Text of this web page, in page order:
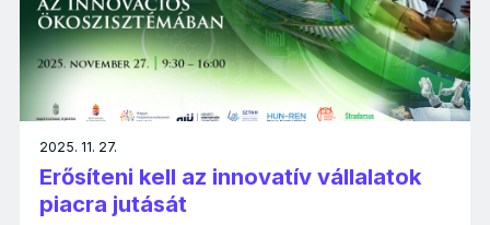
2025. 11. 27.
Erősíteni kell az innovatív vállalatok
piacra jutását